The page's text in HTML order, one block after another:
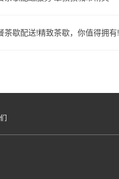
茶歇配送!精致茶歇，你值得拥有!